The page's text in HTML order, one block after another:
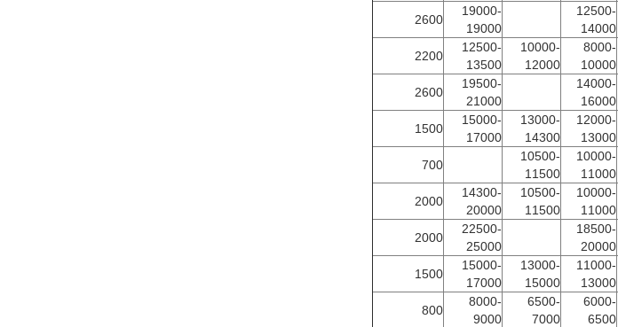
12500-
14000
19000-
19000
2600
8000-
10000
10000-
12000
12500-
13500
2200
14000-
16000
19500-
21000
2600
12000-
13000
13000-
14300
15000-
17000
1500
10000-
11000
10500-
11500
700
10000-
11000
10500-
11500
14300-
20000
2000
18500-
20000
22500-
25000
2000
11000-
13000
13000-
15000
15000-
17000
1500
6000-
6500
6500-
7000
8000-
9000
800